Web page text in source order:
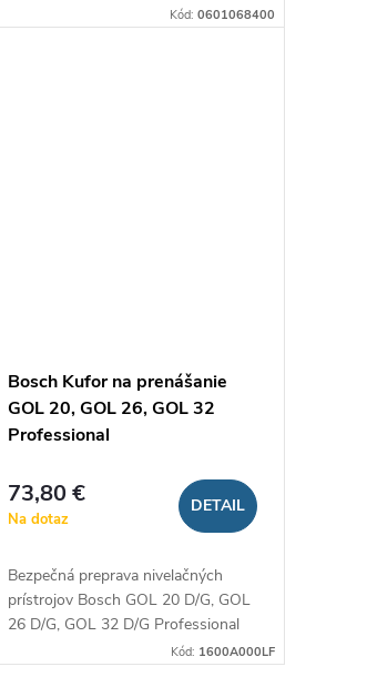
Kód: 0601068400
Bosch Kufor na prenášanie
GOL 20, GOL 26, GOL 32
Professional
73,80 €
Na dotaz
DETAIL
Bezpečná preprava nivelačných
prístrojov Bosch GOL 20 D/G, GOL
26 D/G, GOL 32 D/G Professional
Kód: 1600A000LF